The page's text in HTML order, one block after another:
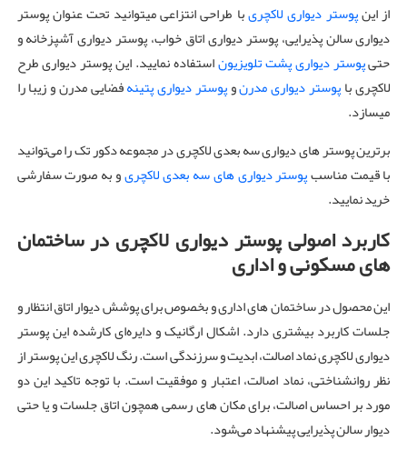
از اینپوستر دیواری لاکچریبا طراحی انتزاعی میتوانید تحت عنوان پوستر
دیواری سالن پذیرایی، پوستر دیواری اتاق خواب، پوستر دیواری آشپزخانه و
حتیپوستر دیواری پشت تلویزیوناستفاده نمایید. این پوستر دیواری طرح
لاکچری باپوستر دیواری مدرنوپوستر دیواری پتینهفضایی مدرن و زیبا را
میسازد.
برترین پوستر های دیواری سه بعدی لاکچری در مجموعه دکور تک را می‌توانید
با قیمت مناسبپوستر دیواری های سه بعدی لاکچریو به صورت سفارشی
خرید نمایید.
کاربرد اصولی پوستر دیواریلاکچریدر ساختمان
های مسکونیو اداری
این محصول در ساختمان های اداری و بخصوص برای پوشش دیوار اتاق انتظار و
جلسات کاربرد بیشتری دارد. اشکال ارگانیک و دایره‌ای کارشده این پوستر
دیواری لاکچری نماد اصالت، ابدیت و سرزندگی است. رنگ لاکچری این پوستر از
نظر روانشناختی، نماد اصالت، اعتبار و موفقیت است. با توجه تاکید این دو
مورد بر احساس اصالت، برای مکان های رسمی همچون اتاق جلسات و یا حتی
دیوار سالن پذیرایی پیشنهاد می‌شود.